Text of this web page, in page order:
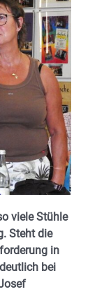
viele Stühle
Steht die
in
bei